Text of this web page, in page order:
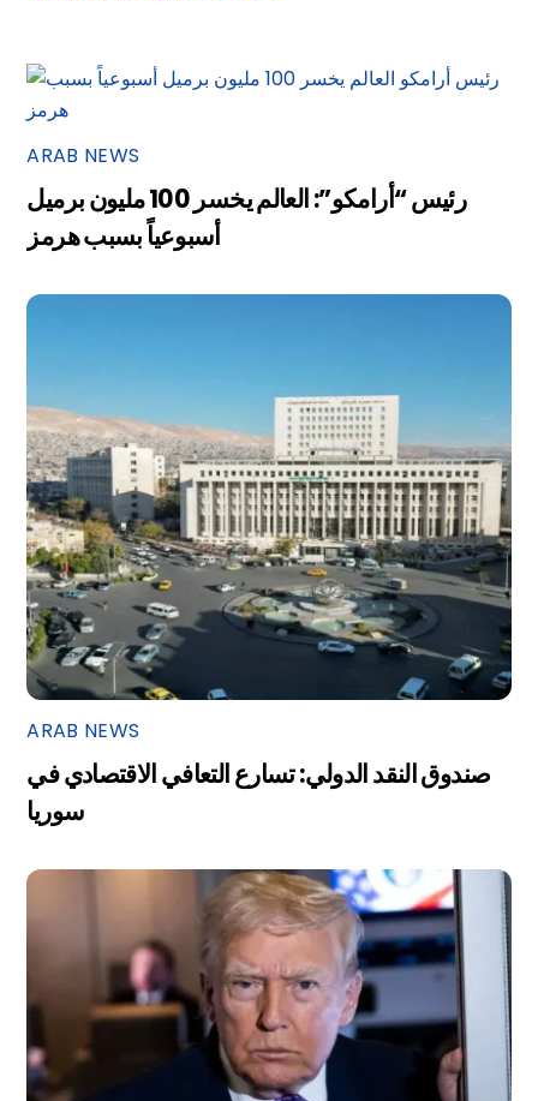
ARAB NEWS
رئيس “أرامكو”: العالم يخسر 100 مليون برميل
أسبوعياً بسبب هرمز
ARAB NEWS
صندوق النقد الدولي: تسارع التعافي الاقتصادي في
سوريا